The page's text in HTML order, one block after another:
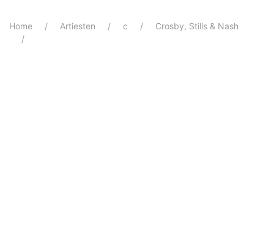
Home Artiesten c Crosby, Stills & Nash